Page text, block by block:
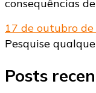
consequências
17 de outubro
Procurando
Pesquise
Posts